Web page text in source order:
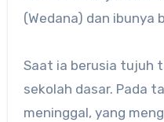
(Wedana) dan ibunya
Saat ia berusia tujuh
sekolah dasar. Pada
meninggal, yang